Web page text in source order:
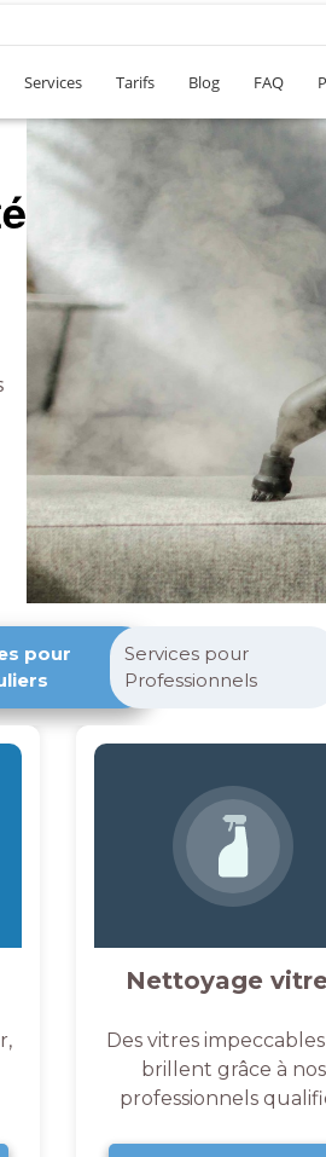
Services Tarifs Blog FAQ
pour
Services pour
Professionnels
Nettoyage
Des vitres
brillent grâce à nos
professionnels